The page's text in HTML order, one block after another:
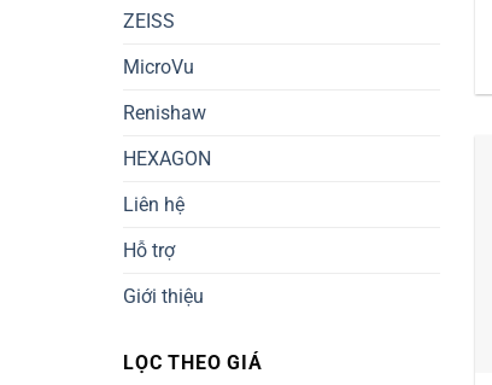
ZEISS
MicroVu
Renishaw
HEXAGON
Liên hệ
Hỗ trợ
Giới thiệu
LỌC THEO GIÁ